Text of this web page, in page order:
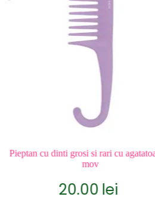
cu dinti grosi si rari cu agatatoare –
20.00lei